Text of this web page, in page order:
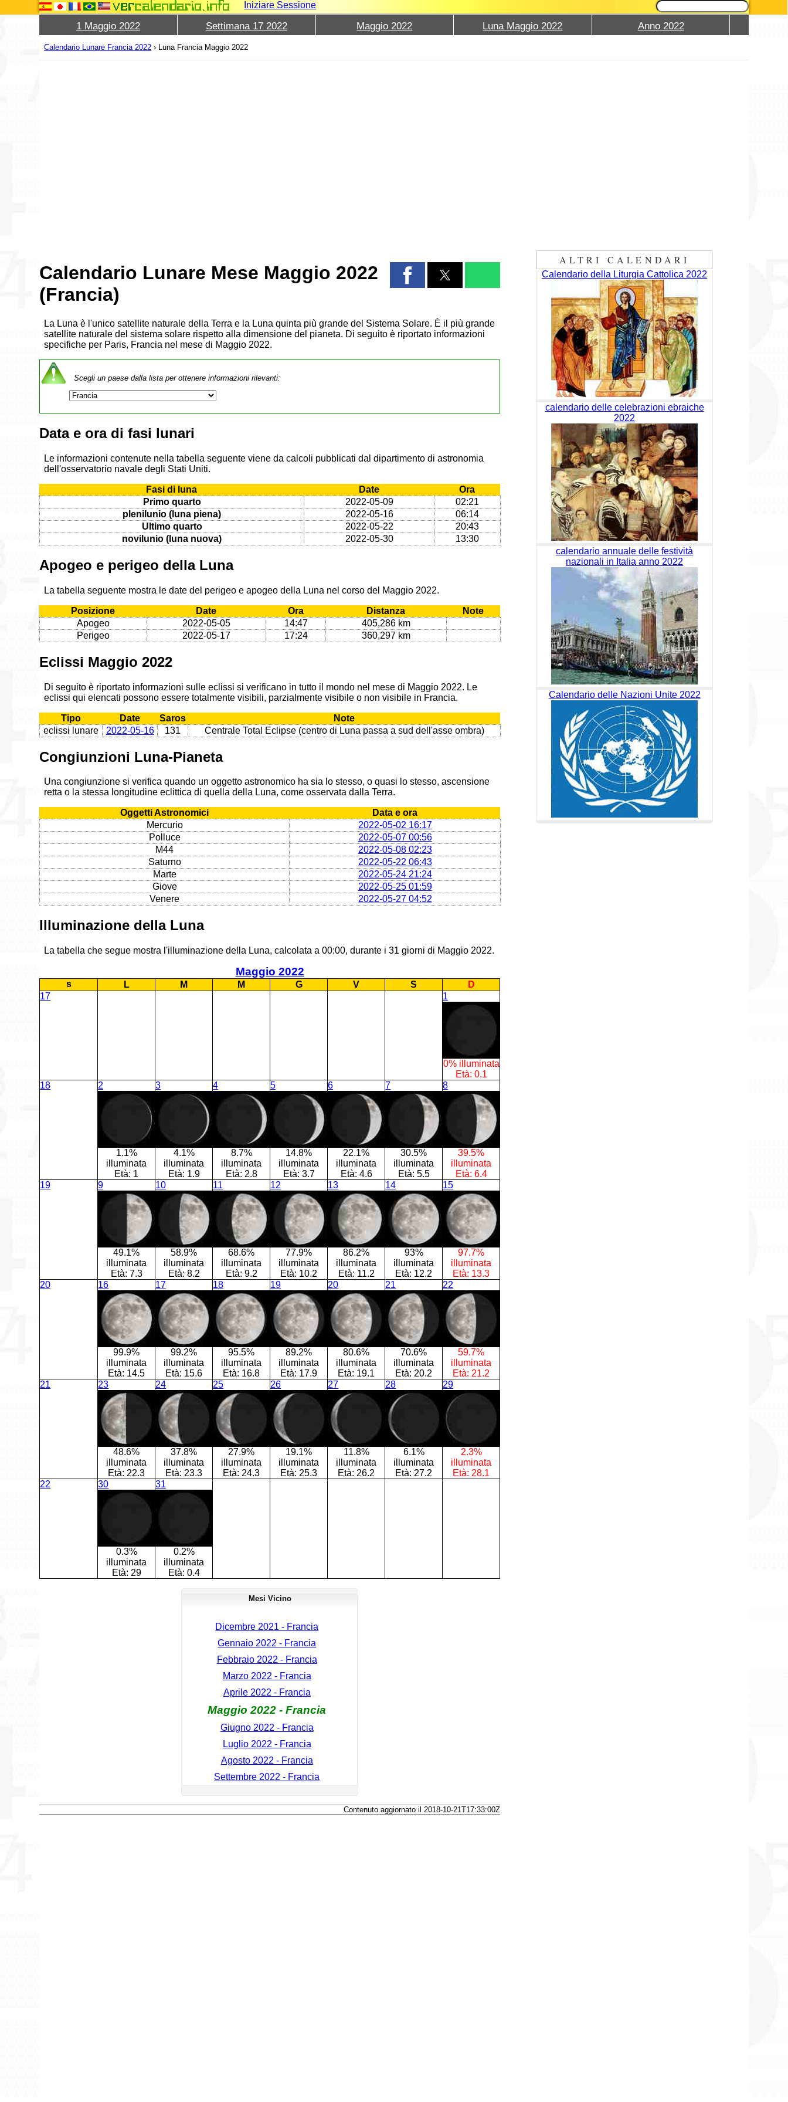
Iniziare Sessione
1 Maggio 2022 Settimana 17 2022 Maggio 2022 Luna Maggio 2022 Anno 2022
Calendario Lunare Francia 2022 › Luna Francia Maggio 2022
Calendario Lunare Mese Maggio 2022
(Francia)
La Luna è l'unico satellite naturale della Terra e la Luna quinta più grande del Sistema Solare. È il più grande
satellite naturale del sistema solare rispetto alla dimensione del pianeta. Di seguito è riportato informazioni
specifiche per Paris, Francia nel mese di Maggio 2022.
Scegli un paese dalla lista per ottenere informazioni rilevanti:
Data e ora di fasi lunari
Le informazioni contenute nella tabella seguente viene da calcoli pubblicati dal dipartimento di astronomia
dell'osservatorio navale degli Stati Uniti.
Fasi di luna Date
Ora
Primo quarto
2022-05-09
02:21
plenilunio (luna piena)
2022-05-16
06:14
Ultimo quarto
2022-05-22
20:43
novilunio (luna nuova)
2022-05-30 13:30
Apogeo e perigeo della Luna
La tabella seguente mostra le date del perigeo e apogeo della Luna nel corso del Maggio 2022.
Posizione Date Ora Distanza
Note
Apogeo
2022-05-05 14:47
405,286 km
Perigeo
2022-05-17 17:24 360,297 km
Eclissi Maggio 2022
Di seguito è riportato informazioni sulle eclissi si verificano in tutto il mondo nel mese di Maggio 2022. Le
eclissi qui elencati possono essere totalmente visibili, parzialmente visibile o non visibile in Francia.
Tipo Date Saros
Note
eclissi lunare
2022-05-16 131 Centrale Total Eclipse (centro di Luna passa a sud dell'asse ombra)
Congiunzioni Luna-Pianeta
Una congiunzione si verifica quando un oggetto astronomico ha sia lo stesso, o quasi lo stesso, ascensione
retta o la stessa longitudine eclittica di quella della Luna, come osservata dalla Terra.
Oggetti Astronomici
Data e ora
Mercurio
2022-05-02 16:17
Polluce
2022-05-07 00:56
M44
2022-05-08 02:23
Saturno
2022-05-22 06:43
Marte
2022-05-24 21:24
Giove
2022-05-25 01:59
Venere
2022-05-27 04:52
Illuminazione della Luna
La tabella che segue mostra l'illuminazione della Luna, calcolata a 00:00, durante i 31 giorni di Maggio 2022.
Maggio 2022
s L M M G V S
D
17
1
0% illuminata
Età: 0.1
18
2
1.1%
illuminata
Età: 1
3
4.1%
illuminata
Età: 1.9
4
8.7%
illuminata
Età: 2.8
5
14.8%
illuminata
Età: 3.7
6
22.1%
illuminata
Età: 4.6
7
30.5%
illuminata
Età: 5.5
8
39.5%
illuminata
Età: 6.4
19
9
49.1%
illuminata
Età: 7.3
10
58.9%
illuminata
Età: 8.2
11
68.6%
illuminata
Età: 9.2
12
77.9%
illuminata
Età: 10.2
13
86.2%
illuminata
Età: 11.2
14
93%
illuminata
Età: 12.2
15
97.7%
illuminata
Età: 13.3
20
16
99.9%
illuminata
Età: 14.5
17
99.2%
illuminata
Età: 15.6
18
95.5%
illuminata
Età: 16.8
19
89.2%
illuminata
Età: 17.9
20
80.6%
illuminata
Età: 19.1
21
70.6%
illuminata
Età: 20.2
22
59.7%
illuminata
Età: 21.2
21
23
48.6%
illuminata
Età: 22.3
24
37.8%
illuminata
Età: 23.3
25
27.9%
illuminata
Età: 24.3
26
19.1%
illuminata
Età: 25.3
27
11.8%
illuminata
Età: 26.2
28
6.1%
illuminata
Età: 27.2
29
2.3%
illuminata
Età: 28.1
22
30
0.3%
illuminata
Età: 29
31
0.2%
illuminata
Età: 0.4
Mesi Vicino
Dicembre 2021 - Francia
Gennaio 2022 - Francia
Febbraio 2022 - Francia
Marzo 2022 - Francia
Aprile 2022 - Francia
Maggio 2022 - Francia
Giugno 2022 - Francia
Luglio 2022 - Francia
Agosto 2022 - Francia
Settembre 2022 - Francia
Contenuto aggiornato il 2018-10-21T17:33:00Z
ALTRI CALENDARI
Calendario della Liturgia Cattolica 2022
calendario delle celebrazioni ebraiche
2022
calendario annuale delle festività
nazionali in Italia anno 2022
Calendario delle Nazioni Unite 2022